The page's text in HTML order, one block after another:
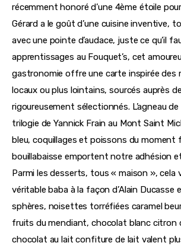
récemment honoré d’une 4ème étoile
Gérard a le goût d’une cuisine inventive,
avec une pointe d’audace, juste ce qu’il
apprentissages au Fouquet’s, cet
gastronomie offre une carte inspirée des
locaux ou plus lointains, sourcés auprès
rigoureusement sélectionnés. L’agneau
trilogie de Yannick Frain au Mont Saint
bleu, coquillages et poissons du moment
bouillabaisse emportent notre adhésion
Parmi les desserts, tous « maison », cela
véritable baba à la façon d’Alain Ducasse
sphères, noisettes torréfiées caramel
fruits du mendiant, chocolat blanc citron
chocolat au lait confiture de lait valent